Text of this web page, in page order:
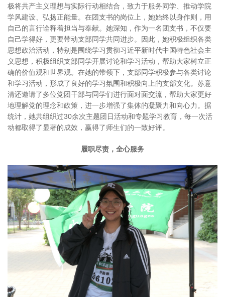
极将共产主义理想与实际行动相结合，致力于服务同学、推动学院
学风建设、弘扬正能量。在团支书的岗位上，她始终以身作则，用
自己的言行诠释着担当与奉献。她深知，作为一名团支书，不仅要
自己学得好，更要带动支部同学共同进步。因此，她积极组织各类
思想政治活动，特别是围绕学习贯彻习近平新时代中国特色社会主
义思想，积极组织支部同学开展讨论和学习活动，帮助大家树立正
确的价值观和世界观。在她的带领下，支部同学积极参与各类讨论
和学习活动，形成了良好的学习氛围和积极向上的支部文化。苏意
清还邀请了多位党团干部与同学们进行面对面交流，帮助大家更好
地理解党的理念和政策，进一步增强了集体的凝聚力和向心力。据
统计，她共组织过30余次主题团日活动和专题学习教育，每一次活
动都取得了显著的成效，赢得了师生们的一致好评。
履职尽责，全心服务